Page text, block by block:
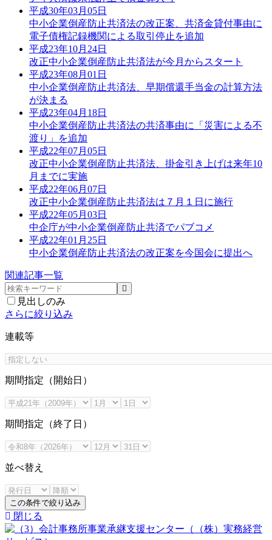
平成30年03月05日
中小企業倒産防止共済法の改正案、共済金貸付事由に
電子債権記録機関による取引停止を追加
平成23年10月24日
改正中小企業倒産防止共済法が今月からスタート
平成23年08月01日
中小企業倒産防止共済法、早期償還手当金の計算方法
が決まる
平成23年04月18日
中小企業倒産防止共済法の共済事由に「災害による不
渡り」を追加
平成22年07月05日
改正中小企業倒産防止共済法、掛金引き上げは来年10
月までに実施
平成22年06月07日
改正中小企業倒産防止共済法は７月１日に施行
平成22年05月03日
中企庁が中小企業倒産防止共済でパブコメ
平成22年01月25日
中小企業倒産防止共済法の改正案を今国会に提出へ
関連記事一覧
見出しのみ
さらに絞り込み
連載等
期間指定（開始日）
期間指定（終了日）
並べ替え
この条件で絞り込み
閉じる